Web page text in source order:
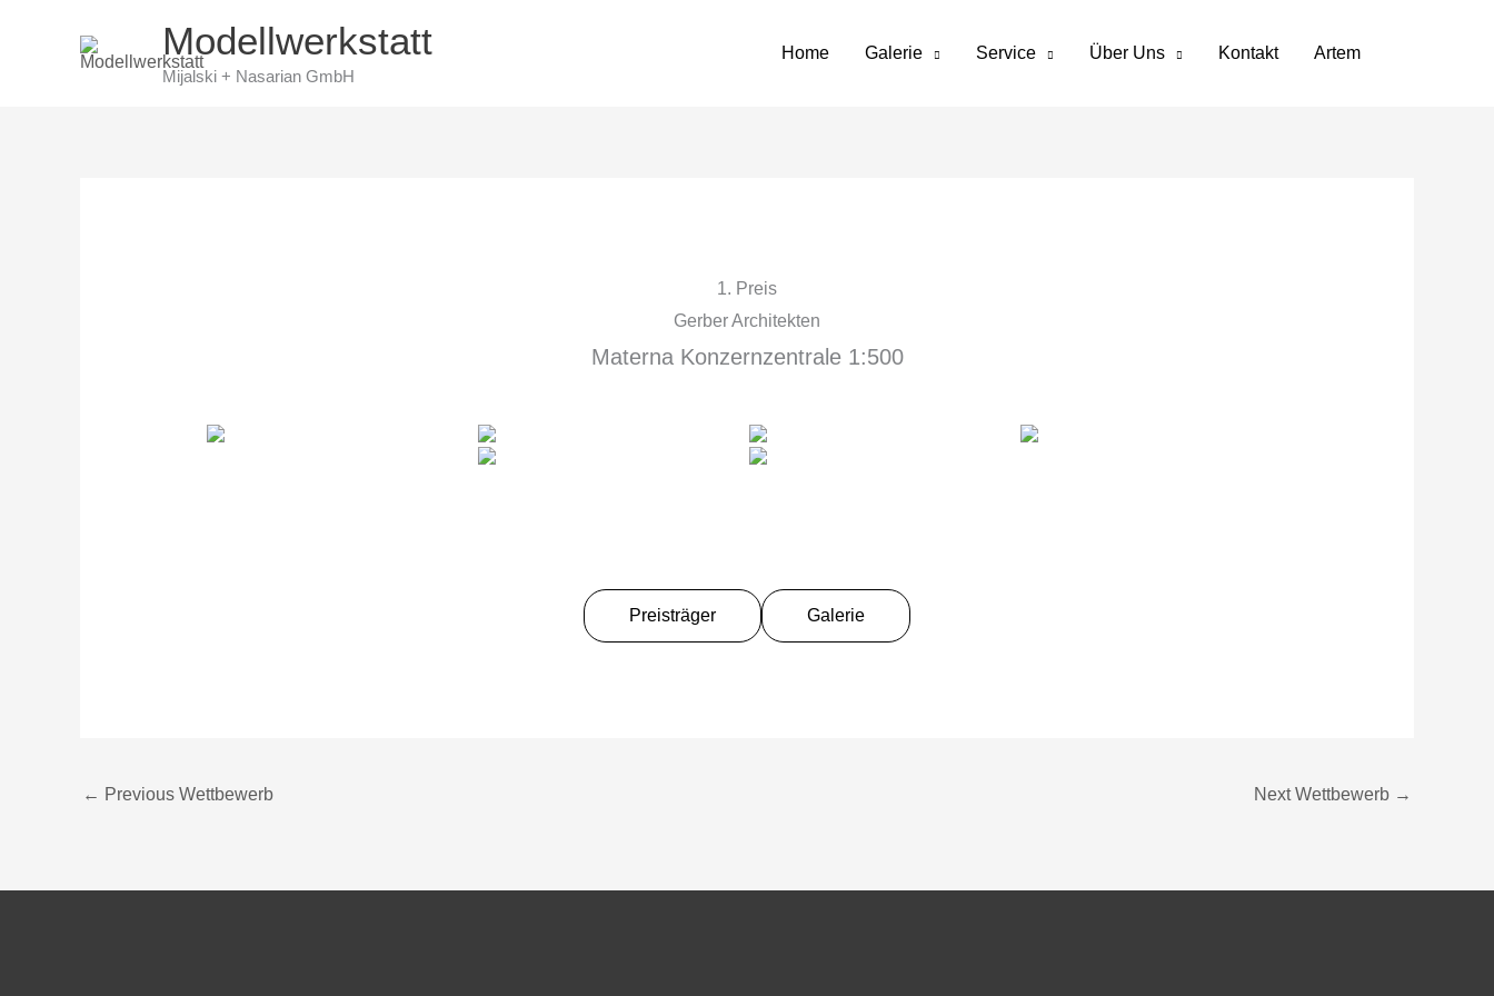
Modellwerkstatt
Mijalski + Nasarian GmbH
Home Galerie Service Über Uns Kontakt Artem
1. Preis
Gerber Architekten
Materna Konzernzentrale 1:500
Preisträger Galerie
← Previous Wettbewerb Next Wettbewerb →